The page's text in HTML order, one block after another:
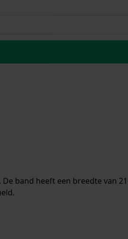
band heeft een breedte van